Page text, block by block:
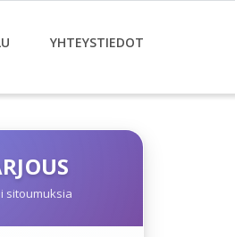
YHTEYSTIEDOT
sitoumuksia